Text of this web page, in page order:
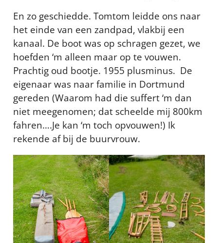
En zo geschiedde. Tomtom leidde ons naar
het einde van een zandpad, vlakbij een
kanaal. De boot was op schragen gezet, we
hoefden ‘m alleen maar op te vouwen.
Prachtig oud bootje. 1955 plusminus. De
eigenaar was naar familie in Dortmund
gereden (Waarom had die suffert ‘m dan
niet meegenomen; dat scheelde mij 800km
fahren….Je kan ‘m toch opvouwen!) Ik
rekende af bij de buurvrouw.